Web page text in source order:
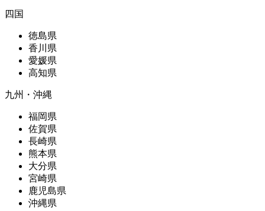
四国
徳島県
香川県
愛媛県
高知県
九州・沖縄
福岡県
佐賀県
長崎県
熊本県
大分県
宮崎県
鹿児島県
沖縄県